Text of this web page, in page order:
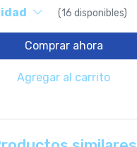
(16 disponibles)
Comprar ahora
Agregar al carrito